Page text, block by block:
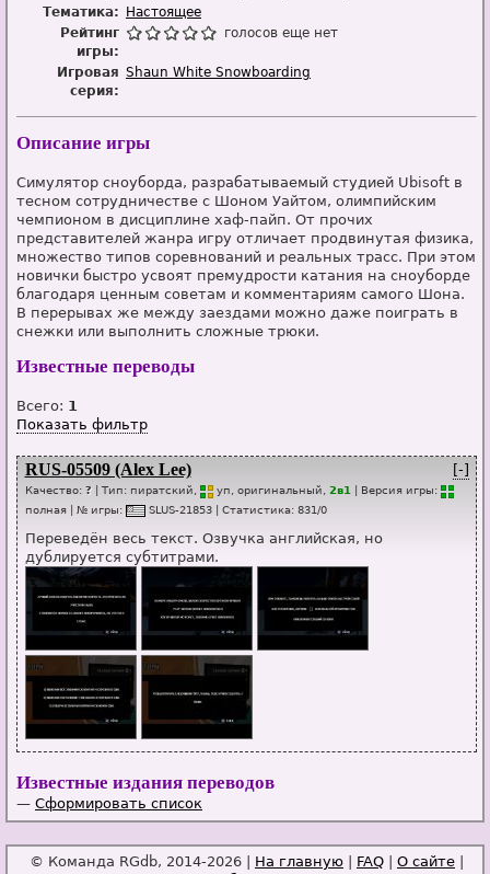
Тематика:
Настоящее
Рейтинг
игры:
голосов еще нет
Игровая
серия:
Shaun White Snowboarding
Описание игры
Симулятор сноуборда, разрабатываемый студией Ubisoft в
тесном сотрудничестве с Шоном Уайтом, олимпийским
чемпионом в дисциплине хаф-пайп. От прочих
представителей жанра игру отличает продвинутая физика,
множество типов соревнований и реальных трасс. При этом
новички быстро усвоят премудрости катания на сноуборде
благодаря ценным советам и комментариям самого Шона.
В перерывах же между заездами можно даже поиграть в
снежки или выполнить сложные трюки.
Известные переводы
Всего: 1
Показать фильтр
[-]
RUS-05509 (Alex Lee)
Качество: ? | Тип: пиратский, уп , оригинальный, 2в1
| Версия игры:
полная | № игры: SLUS-21853 Статистика: 831/0
Переведён весь текст. Озвучка английская, но
дублируется субтитрами.
Известные издания переводов
— Сформировать список
© Команда RGdb, 2014-2026 | На главную FAQ О сайте